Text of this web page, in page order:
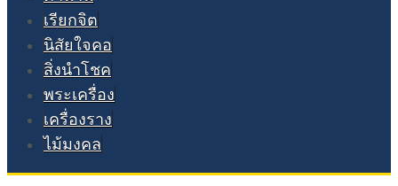
เรียกจิต
นิสัยใจคอ
สิ่งนำโชค
พระเครื่อง
เครื่องราง
ไม้มงคล